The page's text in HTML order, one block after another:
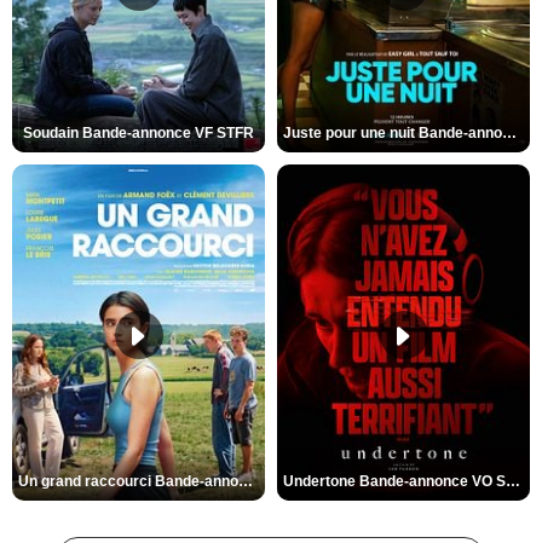
Soudain Bande-annonce VF STFR Juste pour une nuit Bande-annonce VO STFR
Un grand raccourci Bande-annonce VF Undertone Bande-annonce VO STFR